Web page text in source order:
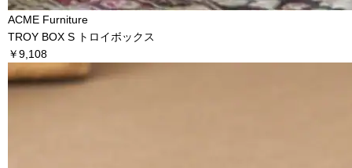
ACME Furniture
TROY BOX S トロイボックス
￥9,108